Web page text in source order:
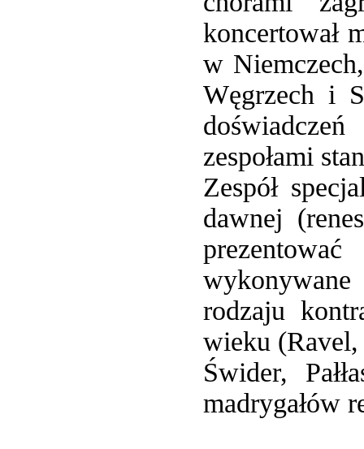
koncertował
w
Węgrzech i
zespołami
Zespół
dawnej
rodzaju
wieku
Świder,
madrygałów